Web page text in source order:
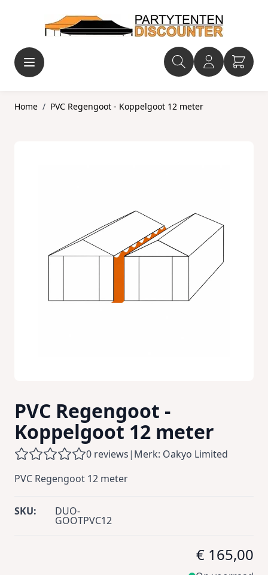
Home / PVC Regengoot - Koppelgoot 12 meter
PVC Regengoot -
Koppelgoot 12 meter
0 reviews| Merk: Oakyo Limited
PVC Regengoot 12 meter
SKU: DUO-
GOOTPVC12
€ 165,00